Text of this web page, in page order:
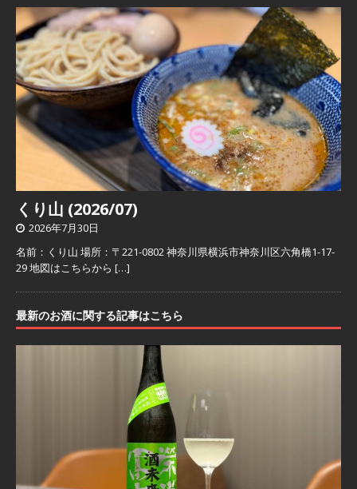
くり山 (2026/07)
2026年7月30日
名前：くり山 場所：〒221-0802 神奈川県横浜市神奈川区六角橋1-17-
29 地図はこちらから […]
最新のお酒に関する記事はこちら